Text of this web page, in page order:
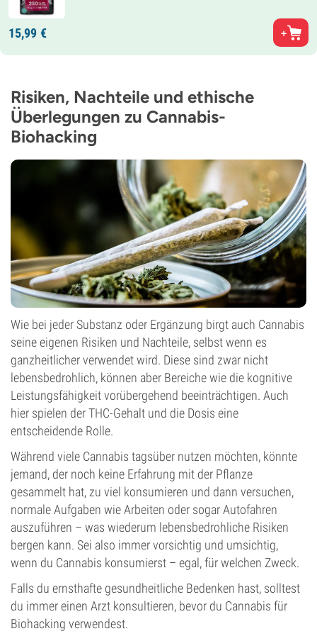
15,99 €
Risiken, Nachteile und ethische
Überlegungen zu Cannabis-
Biohacking
Wie bei jeder Substanz oder Ergänzung birgt auch Cannabis
seine eigenen Risiken und Nachteile, selbst wenn es
ganzheitlicher verwendet wird. Diese sind zwar nicht
lebensbedrohlich, können aber Bereiche wie die kognitive
Leistungsfähigkeit vorübergehend beeinträchtigen. Auch
hier spielen der THC-Gehalt und die Dosis eine
entscheidende Rolle.
Während viele Cannabis tagsüber nutzen möchten, könnte
jemand, der noch keine Erfahrung mit der Pflanze
gesammelt hat, zu viel konsumieren und dann versuchen,
normale Aufgaben wie Arbeiten oder sogar Autofahren
auszuführen – was wiederum lebensbedrohliche Risiken
bergen kann. Sei also immer vorsichtig und umsichtig,
wenn du Cannabis konsumierst – egal, für welchen Zweck.
Falls du ernsthafte gesundheitliche Bedenken hast, solltest
du immer einen Arzt konsultieren, bevor du Cannabis für
Biohacking verwendest.